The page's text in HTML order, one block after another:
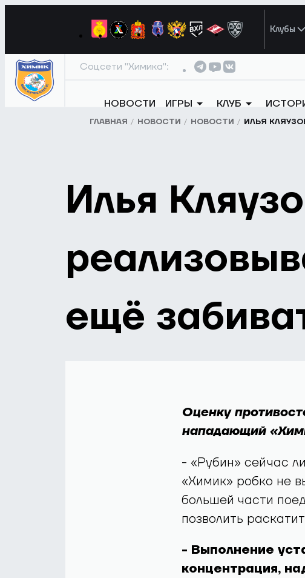
Клубы
Соцсети "Химика":
НОВОСТИ ИГРЫ КЛУБ
ГЛАВНАЯ НОВОСТИ НОВОСТИ ИЛЬЯ
Илья
ещё
Оценку
нападающий
- «Рубин» сейчас
«Химик» робко не
большей части
позволить
- Выполнение
концентрация,